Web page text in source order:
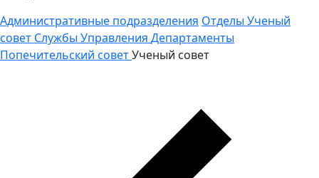
Административные подразделения Отделы Ученый
совет Службы Управления Департаменты
Попечительский советУченый совет